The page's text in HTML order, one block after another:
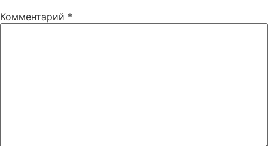
Комментарий *